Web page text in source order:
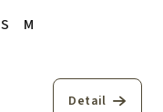
S
M
Detail